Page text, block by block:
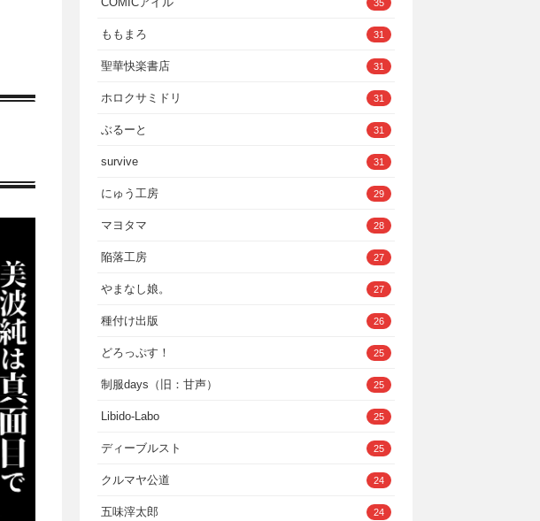
35
ももまろ 31
聖華快楽書店 31
ホロクサミドリ 31
ぶるーと 31
survive 31
にゅう工房 29
マヨタマ 28
陥落工房 27
やまなし娘。 27
種付け出版 26
どろっぷす！ 25
制服days（旧：甘声） 25
Libido-Labo 25
ディーブルスト 25
クルマヤ公道 24
五味滓太郎 24